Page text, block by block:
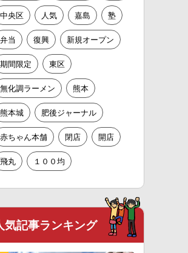
中央区 人気 嘉島 塾
弁当 復興 新規オープン
期間限定 東区
無化調ラーメン 熊本
熊本城 肥後ジャーナル
赤ちゃん本舗 閉店 開店
飛丸 １００均
気記事ランキング